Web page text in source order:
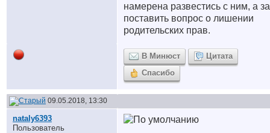
намерена развестись с ним, а
поставить вопрос о лишении
родительских прав.
В Минюст
Цитата
Спасибо
09.05.2018, 13:30
nataly6393
Пользователь